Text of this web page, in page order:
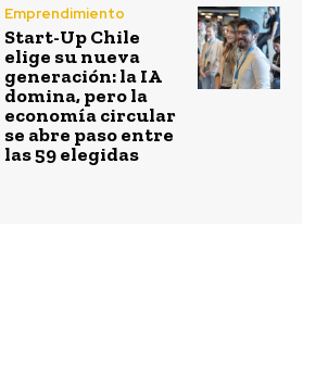
Emprendimiento
Start-Up Chile
elige su nueva
generación: la IA
domina, pero la
economía circular
se abre paso entre
las 59 elegidas